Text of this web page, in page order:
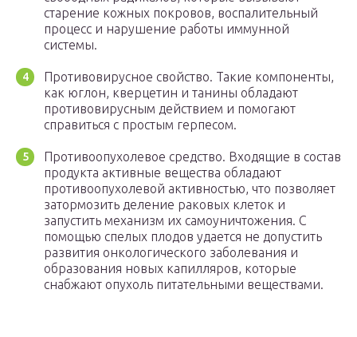
старение кожных покровов, воспалительный
процесс и нарушение работы иммунной
системы.
Противовирусное свойство. Такие компоненты,
как юглон, кверцетин и танины обладают
противовирусным действием и помогают
справиться с простым герпесом.
Противоопухолевое средство. Входящие в состав
продукта активные вещества обладают
противоопухолевой активностью, что позволяет
затормозить деление раковых клеток и
запустить механизм их самоуничтожения. С
помощью спелых плодов удается не допустить
развития онкологического заболевания и
образования новых капилляров, которые
снабжают опухоль питательными веществами.